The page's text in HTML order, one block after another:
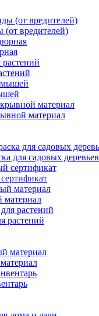
вредителей)
материал
для садовых деревьев
материал
растений